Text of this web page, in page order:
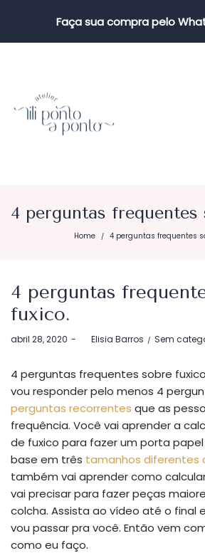
Faça sua compra pelo
4 perguntas frequentes
Home / 4 perguntas frequentes
4 perguntas
fuxico.
Postado
abril 28, 2020 byElisia Barros
Postado
Sem
4 perguntas frequentes sobre
vou responder pelo menos 4
perguntas recorrentes que as
frequência. Você vai aprender a
de fuxico para fazer um porta
base em três tamanhos diferentes
também vai aprender como
vai precisar para fazer peças
colcha. Assista ao vídeo até o final
vou passar pra você. Então vem
como eu faço.